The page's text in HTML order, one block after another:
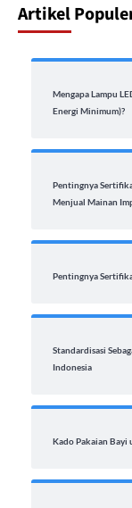
Artikel
Mengapa Lampu
Energi Minimum)?
Pentingnya
Menjual Mainan
Pentingnya
Standardisasi
Indonesia
Kado Pakaian Bayi